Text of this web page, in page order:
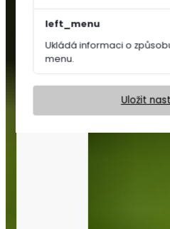
left_menu
Ukládá informaci o
menu.
Uložit